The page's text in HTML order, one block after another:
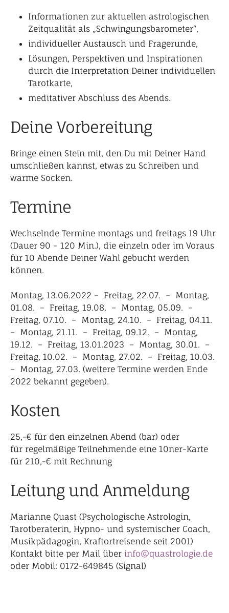
Informationen zur aktuellen astrologischen
Zeitqualität als „Schwingungsbarometer“,
individueller Austausch und Fragerunde,
Lösungen, Perspektiven und Inspirationen
durch die Interpretation Deiner individuellen
Tarotkarte,
meditativer Abschluss des Abends.
Deine Vorbereitung
Bringe einen Stein mit, den Du mit Deiner Hand
umschließen kannst, etwas zu Schreiben und
warme Socken.
Termine
Wechselnde Termine montags und freitags 19 Uhr
(Dauer 90 – 120 Min.), die einzeln oder im Voraus
für 10 Abende Deiner Wahl gebucht werden
können.
Montag, 13.06.2022 – Freitag, 22.07. – Montag,
01.08. – Freitag, 19.08. – Montag, 05.09. –
Freitag, 07.10. – Montag, 24.10. – Freitag, 04.11.
– Montag, 21.11. – Freitag, 09.12. – Montag,
19.12. – Freitag, 13.01.2023 – Montag, 30.01. –
Freitag, 10.02. – Montag, 27.02. – Freitag, 10.03.
– Montag, 27.03. (weitere Termine werden Ende
2022 bekannt gegeben).
Kosten
25,-€ für den einzelnen Abend (bar) oder
für regelmäßige Teilnehmende eine 10ner-Karte
für 210,-€ mit Rechnung
Leitung und Anmeldung
Marianne Quast (Psychologische Astrologin,
Tarotberaterin, Hypno- und systemischer Coach,
Musikpädagogin, Kraftortreisende seit 2001)
Kontakt bitte per Mail über info@quastrologie.de
oder Mobil: 0172-649845 (Signal)